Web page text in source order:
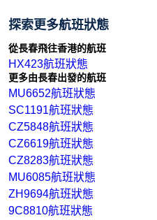
探索更多航班狀態
從長春飛往香港的航班
HX423航班狀態
更多由長春出發的航班
MU6652航班狀態
SC1191航班狀態
CZ5848航班狀態
CZ6619航班狀態
CZ8283航班狀態
MU6085航班狀態
ZH9694航班狀態
9C8810航班狀態